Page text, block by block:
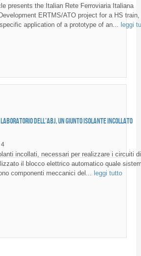
presents the Italian Rete Ferroviaria Italiana
ERTMS/ATO project for a HS train,
application of a prototype of an... leggi
dell’ABJ, un giunto isolante incollato
4
incollati, necessari per realizzare i circuiti di
il blocco elettrico automatico quale
componenti meccanici del...
leggi tutto